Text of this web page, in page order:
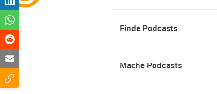
Finde Podcasts
Mache Podcasts